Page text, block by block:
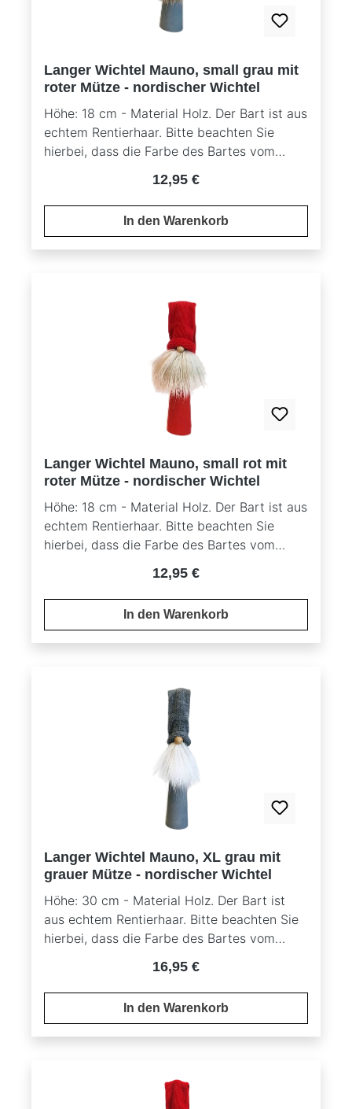
Langer Wichtel Mauno, small grau mit
roter Mütze - nordischer Wichtel
Höhe: 18 cm - Material Holz. Der Bart ist aus
echtem Rentierhaar. Bitte beachten Sie
hierbei, dass die Farbe des Bartes vom
ein Naturprodukt handelt.
Regulärer Preis:
12,95 €
In den Warenkorb
Langer Wichtel Mauno, small rot mit
roter Mütze - nordischer Wichtel
Höhe: 18 cm - Material Holz. Der Bart ist aus
echtem Rentierhaar. Bitte beachten Sie
hierbei, dass die Farbe des Bartes vom
ein Naturprodukt handelt.
Regulärer Preis:
12,95 €
In den Warenkorb
Langer Wichtel Mauno, XL grau mit
grauer Mütze - nordischer Wichtel
Höhe: 30 cm - Material Holz. Der Bart ist
aus echtem Rentierhaar. Bitte beachten Sie
hierbei, dass die Farbe des Bartes vom
ein Naturprodukt handelt.
Regulärer Preis:
16,95 €
In den Warenkorb